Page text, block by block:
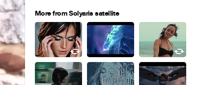
More from Solyaris satellite